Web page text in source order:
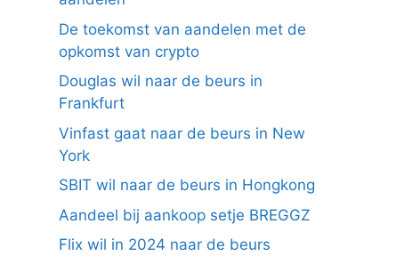
De toekomst van aandelen met de
opkomst van crypto
Douglas wil naar de beurs in
Frankfurt
Vinfast gaat naar de beurs in New
York
SBIT wil naar de beurs in Hongkong
Aandeel bij aankoop setje BREGGZ
Flix wil in 2024 naar de beurs